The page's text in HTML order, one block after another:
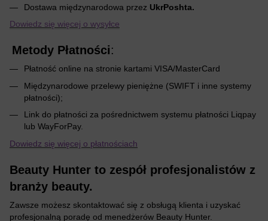
Dostawa międzynarodowa przez UkrPoshta.
Dowiedz się więcej o wysyłce
Metody Płatności:
Płatność online na stronie kartami VISA/MasterCard
Międzynarodowe przelewy pieniężne (SWIFT i inne systemy
płatności);
Link do płatności za pośrednictwem systemu płatności Liqpay
lub WayForPay.
Dowiedz się więcej o płatnościach
Beauty Hunter to zespół profesjonalistów z
branży beauty.
Zawsze możesz skontaktować się z obsługą klienta i uzyskać
profesjonalną poradę od menedżerów Beauty Hunter.